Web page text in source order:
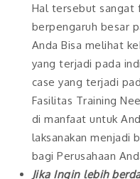
Hal tersebut sangat
berpengaruh besar
Anda Bisa melihat
yang terjadi pada
case yang terjadi
Fasilitas Training
di manfaat untuk
laksanakan menjadi
bagi Perusahaan
Jika Ingin lebih